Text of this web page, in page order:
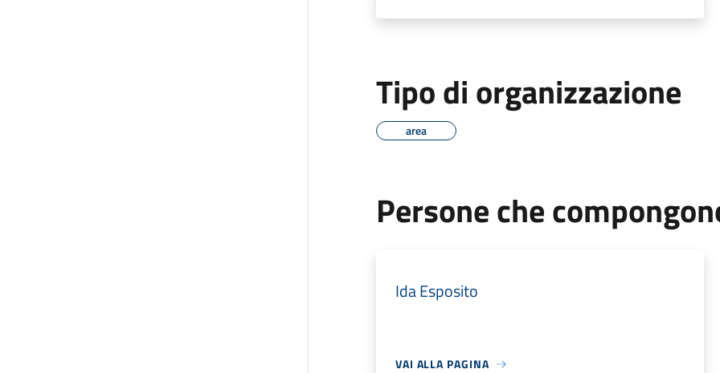
Tipo di organizzazione
area
Persone che
Ida Esposito
VAI ALLA PAGINA